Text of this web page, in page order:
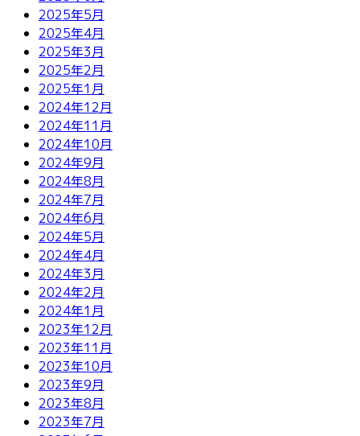
2025年5月
2025年4月
2025年3月
2025年2月
2025年1月
2024年12月
2024年11月
2024年10月
2024年9月
2024年8月
2024年7月
2024年6月
2024年5月
2024年4月
2024年3月
2024年2月
2024年1月
2023年12月
2023年11月
2023年10月
2023年9月
2023年8月
2023年7月